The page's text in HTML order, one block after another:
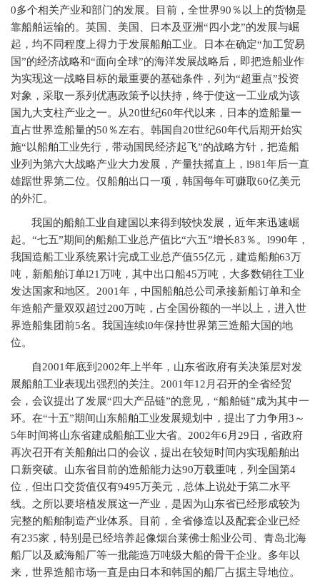
0多个相关产业和部门的发展。目前，全世界90％以上的货物是
靠船舶运输的。英国、美国、日本及亚洲“四小龙”的发展与崛
起，均不同程度上得力于发展船舶工业。日本在确定“加工贸易
国”的经济战略和“面向全球”的海洋发展战略后，即把造船业作
为实现这一战略目标的最重要的基础条件，列为“超重点”投资
对象，采取一系列优惠政策予以扶持，终于使这一工业成为该
国九大支柱产业之一。从20世纪60年代以来，日本的造船量一
直占世界造船量的50％左右。韩国自20世纪60年代后期开始实
施“以船舶工业先行，带动国民经济起飞”的战略方针，把造船
业列为第六大战略产业大力发展，产量扶摇直上，l981年后一直
雄踞世界第二位。仅船舶出口一项，韩国每年可赚取60亿美元
的外汇。
我国的船舶工业自建国以来得到较快发展，近年来迅速崛
起。“七五”期间的船舶工业总产值比“六五”增长83％。l990年，
我国造船工业系统累计完成工业总产值55亿元，建造船舶63万
吨，新船舶订单l21万吨，其中出口船45万吨，大多数销往工业
发达国家和地区。2001年，中国船舶总公司承接新船订单和全
年造船产量双双超过200万吨，占全国份额的一半以上，进入世
界造船集团前5名。我国连续l0年保持世界第三造船大国的地
位。
自2001年底到2002年上半年，山东省政府有关决策层对发
展船舶工业表现出强烈的关注。2001年12月召开的全省经贸
会，会议提出了发展“四大产品链”的意见，“船舶链”成为其中一
环。在“十五”期间山东船舶工业发展规划中，提出了力争用3～
5年时间将山东省建成船舶工业大省。2002年6月29日，省政府
再次召开有关船舶出口的会议，提出在较短时间内实现船舶出
口新突破。山东省目前的造船能力达90万载重吨，列全国第4
位，但出口交货值仅有9495万美元，总体上说处于第二水平
线。之所以要培植发展这一产业，是因为山东省已经形成较为
完整的船舶制造产业体系。目前，全省修造以及配套企业已经
有235家，特别是已经培养起像烟台莱佛士船业公司、青岛北海
船厂以及威海船厂等一批能造万吨级大船的骨干企业。多年以
来，世界造船市场一直是由日本和韩国的船厂占据主导地位。